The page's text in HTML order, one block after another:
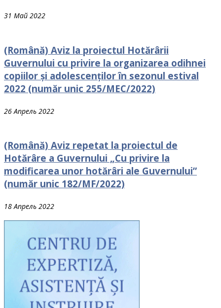
31 Май 2022
(Română) Aviz la proiectul Hotărârii
Guvernului cu рrivire la organizarea odihnei
сорiilоr și adolescenților în sezonul estival
2022 (număr unic 255/MEC/2022)
26 Апрель 2022
(Română) Aviz repetat la proiectul de
Hotărâre a Guvernului „Cu privire la
modificarea unor hotărâri ale Guvernului”
(număr unic 182/MF/2022)
18 Апрель 2022